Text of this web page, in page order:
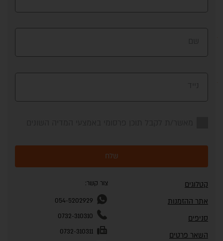
שלח
קטלוגים
אתר ההזמנות
סניפים
השאר פרטים
צור קשר:
054-5202929
0732-310310
0732-310311